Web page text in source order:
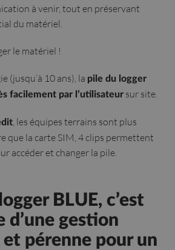
à venir, tout en préservant
du matériel.
le matériel !
(jusqu’à 10 ans), la pile du logger
facilement par l’utilisateur sur site.
, les équipes terrains sont plus
que la carte SIM, 4 clips permettent
accéder et changer la pile.
BLUE, c’est
d’une gestion
pérenne pour un